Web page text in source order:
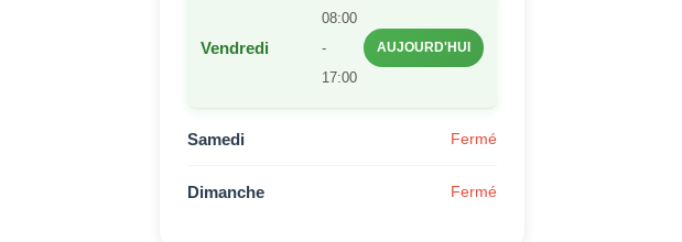
Vendredi
08:00
-
17:00
AUJOURD'HUI
Samedi Fermé
Dimanche Fermé